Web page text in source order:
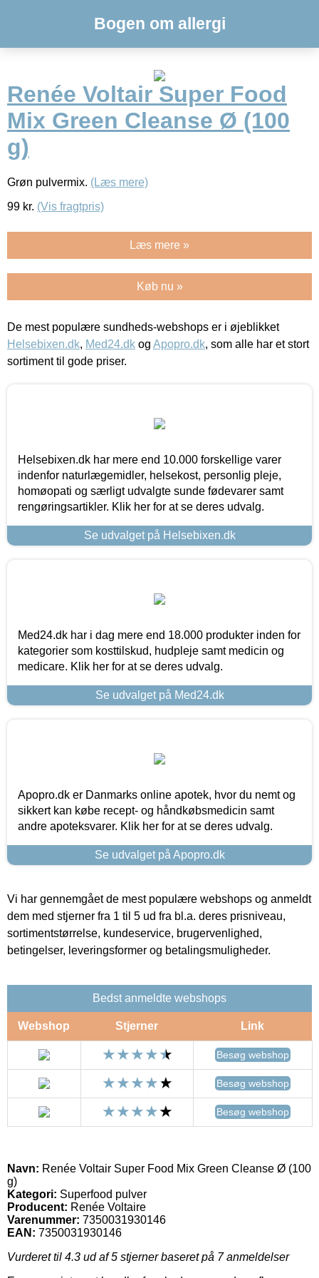
Bogen om allergi
Renée Voltair Super Food
Mix Green Cleanse Ø (100
g)
Grøn pulvermix. (Læs mere)
99 kr. (Vis fragtpris)
Læs mere »
Køb nu »
De mest populære sundheds-webshops er i øjeblikket
Helsebixen.dk, Med24.dk og Apopro.dk, som alle har et stort
sortiment til gode priser.
Helsebixen.dk har mere end 10.000 forskellige varer
indenfor naturlægemidler, helsekost, personlig pleje,
homøopati og særligt udvalgte sunde fødevarer samt
rengøringsartikler. Klik her for at se deres udvalg.
Se udvalget på Helsebixen.dk
Med24.dk har i dag mere end 18.000 produkter inden for
kategorier som kosttilskud, hudpleje samt medicin og
medicare. Klik her for at se deres udvalg.
Se udvalget på Med24.dk
Apopro.dk er Danmarks online apotek, hvor du nemt og
sikkert kan købe recept- og håndkøbsmedicin samt
andre apoteksvarer. Klik her for at se deres udvalg.
Se udvalget på Apopro.dk
Vi har gennemgået de mest populære webshops og anmeldt
dem med stjerner fra 1 til 5 ud fra bl.a. deres prisniveau,
sortimentstørrelse, kundeservice, brugervenlighed,
betingelser, leveringsformer og betalingsmuligheder.
Bedst anmeldte webshops
Webshop Stjerner Link
Besøg webshop
Besøg webshop
Besøg webshop
Navn: Renée Voltair Super Food Mix Green Cleanse Ø (100
g)
Kategori: Superfood pulver
Producent: Renée Voltaire
Varenummer: 7350031930146
EAN: 7350031930146
Vurderet til 4.3 ud af 5 stjerner baseret på 7anmeldelser